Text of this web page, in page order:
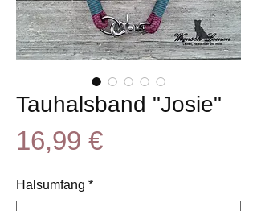
Tauhalsband "Josie"
16,99 €Preis
Halsumfang *